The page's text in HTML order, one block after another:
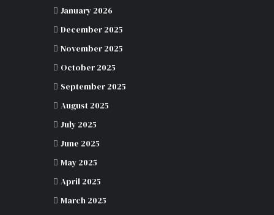
January 2026
December 2025
November 2025
October 2025
September 2025
August 2025
July 2025
June 2025
May 2025
April 2025
March 2025